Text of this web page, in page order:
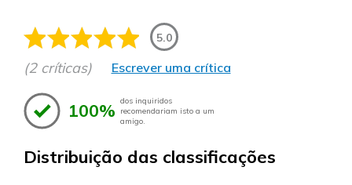
5.0
(2 críticas) Escrever uma crítica
100% dos inquiridos
recomendariam isto a um
amigo.
Distribuição das classificações